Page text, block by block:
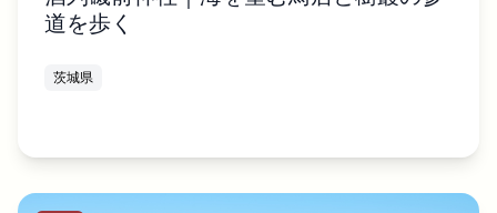
道を歩く
茨城県